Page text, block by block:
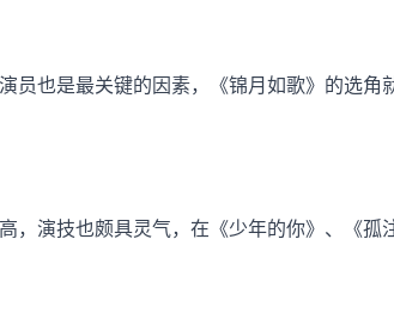
员也是最关键的因素，《锦月如歌》的选角
，演技也颇具灵气，在《少年的你》、《